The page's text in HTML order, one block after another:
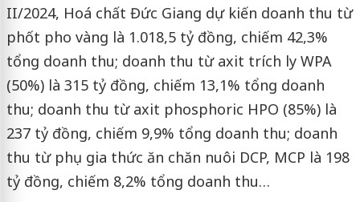
II/2024, Hoá chất Đức Giang dự kiến doanh thu từ
phốt pho vàng là 1.018,5 tỷ đồng, chiếm 42,3%
tổng doanh thu; doanh thu từ axit trích ly WPA
(50%) là 315 tỷ đồng, chiếm 13,1% tổng doanh
thu; doanh thu từ axit phosphoric HPO (85%) là
237 tỷ đồng, chiếm 9,9% tổng doanh thu; doanh
thu từ phụ gia thức ăn chăn nuôi DCP, MCP là 198
tỷ đồng, chiếm 8,2% tổng doanh thu…